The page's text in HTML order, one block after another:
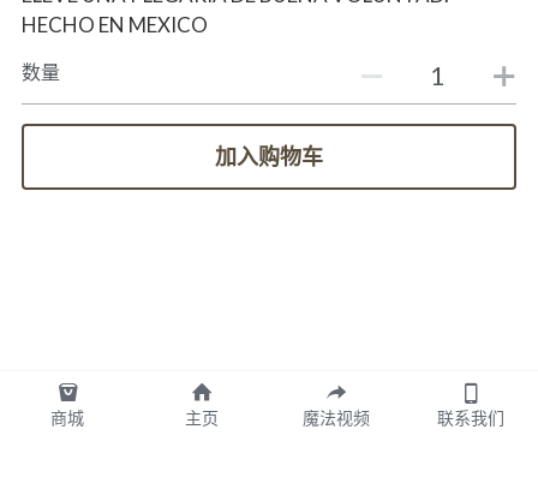
HECHO EN MEXICO
数量
加入购物车
商城 主页 魔法视频 联系我们